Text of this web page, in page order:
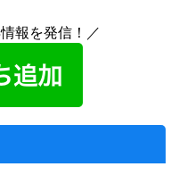
報を発信！／